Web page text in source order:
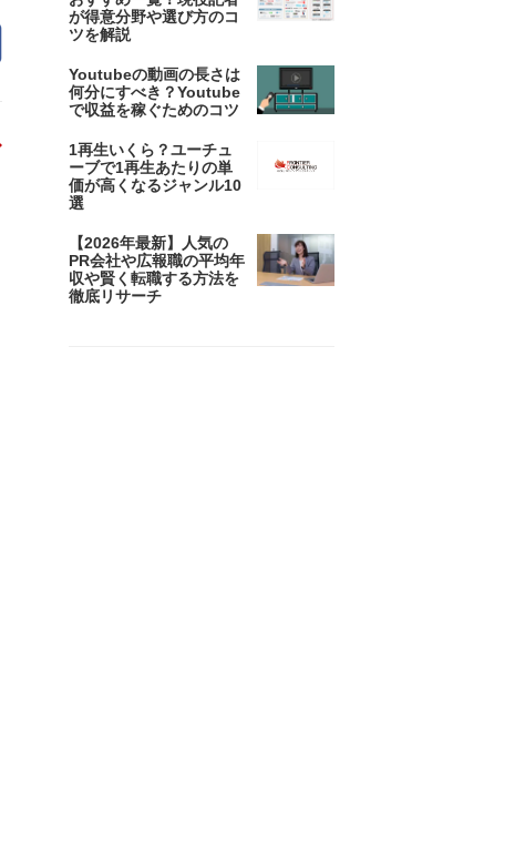
が得意分野や選び方のコ
ツを解説
Youtubeの動画の長さは
何分にすべき？Youtube
で収益を稼ぐためのコツ
1再生いくら？ユーチュ
ーブで1再生あたりの単
価が高くなるジャンル10
選
【2026年最新】人気の
PR会社や広報職の平均年
収や賢く転職する方法を
徹底リサーチ